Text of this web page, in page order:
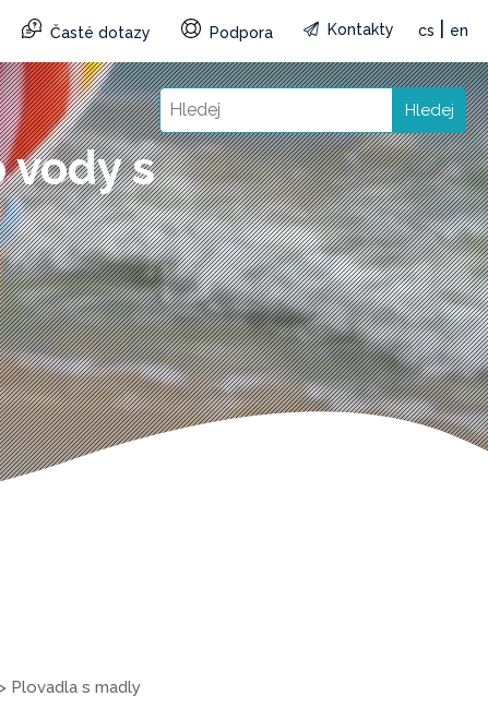
Časté dotazy Podpora Kontakty cs en
Hledej
vody s
> Plovadla s madly